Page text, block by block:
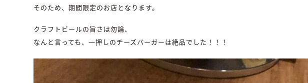
そのため、期間限定のお店となります。
クラフトビールの旨さは勿論、
なんと言っても、一押しのチーズバーガーは絶品でした！！！